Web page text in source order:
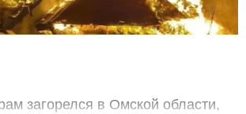
загорелся в Омской области,